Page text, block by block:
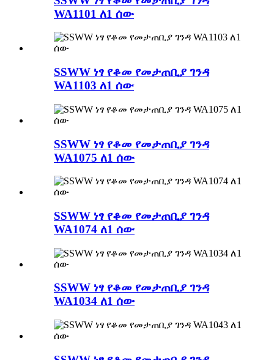
WA1101 ለ1 ሰው
SSWW ነፃ የቆመ የመታጠቢያ ገንዳ
WA1103 ለ1 ሰው
SSWW ነፃ የቆመ የመታጠቢያ ገንዳ
WA1075 ለ1 ሰው
SSWW ነፃ የቆመ የመታጠቢያ ገንዳ
WA1074 ለ1 ሰው
SSWW ነፃ የቆመ የመታጠቢያ ገንዳ
WA1034 ለ1 ሰው